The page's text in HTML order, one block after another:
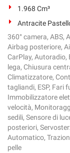
1.968 Cm³
Antracite
360° camera, ABS,
Airbag posteriore,
CarPlay, Autoradio,
lega, Chiusura
Climatizzatore,
tagliandi, ESP, Fari
Immobilizzatore
velocità,
sedili, Sensore di
posteriori,
Automatico,
pelle